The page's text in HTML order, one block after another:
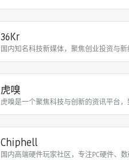
36Kr
国内知名科技新媒体，聚焦创业投资与
虎嗅
虎嗅是一个聚焦科技与创新的资讯平台
Chiphell
国内高端硬件玩家社区，专注PC硬件、